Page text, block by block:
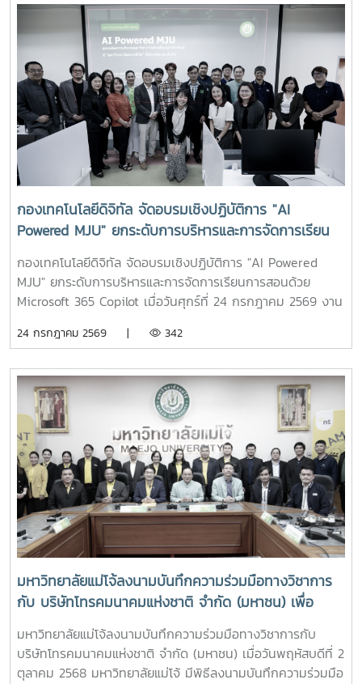
กองเทคโนโลยีดิจิทัล จัดอบรมเชิงปฏิบัติการ "AI
Powered MJU" ยกระดับการบริหารและการจัดการเรียน
การสอนด้วย Microsoft 365 Copilot
กองเทคโนโลยีดิจิทัล จัดอบรมเชิงปฏิบัติการ "AI Powered
MJU" ยกระดับการบริหารและการจัดการเรียนการสอนด้วย
Microsoft 365 Copilot เมื่อวันศุกร์ที่ 24 กรกฎาคม 2569 งาน
ดิจิทัล มหาวิทยาลัยแม่โจ้ จัดโครงการอบรมเชิงปฏิบัติการ "AI
ประดิษฐ์" เพื่อส่งเสริมการประยุกต์ใช้เทคโนโลยีปัญญาประดิษฐ์
(Artificial Intelligence: AI) ในการบริหารงานและการจัดการ
เรียนการสอน โดยมุ่งสู่การเป็น "มหาวิทยาลัยแห่งชีวิตที่ทันสมัย
และยั่งยืน" ผ่านการใช้งาน Microsoft 365 Copilot อย่างมี
ประสิทธิภาพโอกาสนี้ได้รับเกียรติจาก ผู้ช่วยศาสตราจารย์
ดร.ประภากร ธาราฉาย รองอธิการบดีมหาวิทยาลัยแม่โจ้ เป็น
ประธานกล่าวเปิดโครงการ พร้อมเน้นย้ำถึงความสำคัญของ
การนำเทคโนโลยี AI มาประยุกต์ใช้เพื่อเพิ่มประสิทธิภาพการ
ปฏิบัติงาน การบริหารจัดการ และการพัฒนาคุณภาพการเรียน
การสอน ให้สอดรับกับการเปลี่ยนแปลงของโลกดิจิทัล การอบรม
ครั้งนี้มีคณาจารย์ของมหาวิทยาลัยแม่โจ้เข้าร่วม โดยได้รับความรู้
และแนวทางการประยุกต์ใช้ AI เพื่อสนับสนุนการจัดการเรียนการ
สอน การสร้างสื่อการเรียนรู้ ตลอดจนการเพิ่มประสิทธิภาพการ
ทำงานด้านวิชาการและการบริหาร ผ่านเครื่องมือ Microsoft 365
Copilotทั้งนี้ ได้รับเกียรติจาก คุณศุภวิชญ์ เขียวขจี จากบริษัท
ลานนาคอม จำกัด เป็นวิทยากรถ่ายทอดองค์ความรู้ พร้อมสาธิต
24 กรกฎาคม 2569 | 342
มหาวิทยาลัยแม่โจ้ลงนามบันทึกความร่วมมือทางวิชาการ
กับ บริษัทโทรคมนาคมแห่งชาติ จำกัด (มหาชน) เพื่อ
พัฒนาระบบเครือข่ายสื่อสารโทรคมนาคมร่วมกัน
มหาวิทยาลัยแม่โจ้ลงนามบันทึกความร่วมมือทางวิชาการกับ
บริษัทโทรคมนาคมแห่งชาติ จำกัด (มหาชน) เมื่อวันพฤหัสบดีที่ 2
ตุลาคม 2568 มหาวิทยาลัยแม่โจ้ มีพิธีลงนามบันทึกความร่วมมือ